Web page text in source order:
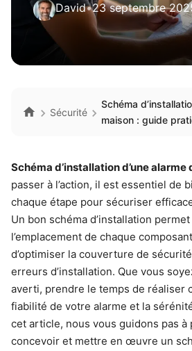
David•23 septembre
Sécurité
Schéma
maison : guide
Schéma d’installation d’une alarme
passer à l’action, il est essentiel de
chaque étape pour sécuriser
Un bon schéma d’installation
l’emplacement de chaque
d’optimiser la couverture de
erreurs d’installation. Que vous
averti, prendre le temps de réaliser
fiabilité de votre alarme et la
cet article, nous vous guidons pas à
concevoir et mettre en œuvre un